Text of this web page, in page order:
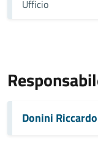
Ufficio
Donini Riccardo